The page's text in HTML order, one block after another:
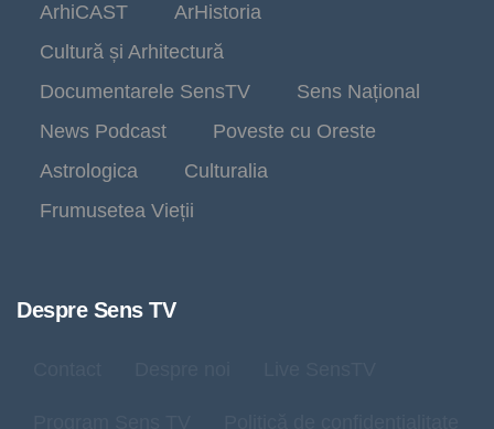
ArhiCAST
ArHistoria
Cultură și Arhitectură
Documentarele SensTV
Sens Național
News Podcast
Poveste cu Oreste
Astrologica
Culturalia
Frumusetea Vieții
Despre Sens TV